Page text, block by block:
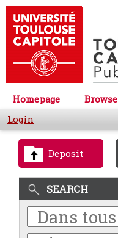
Homepage Browse
Login
Deposit
SEARCH